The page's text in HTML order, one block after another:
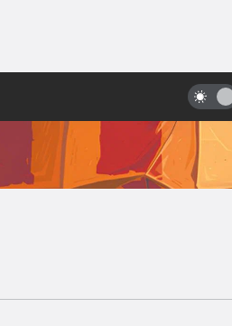
трудная история создания